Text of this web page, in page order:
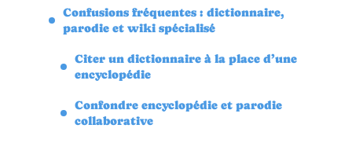
Confusions fréquentes : dictionnaire,
parodie et wiki spécialisé
Citer un dictionnaire à la place d’une
encyclopédie
Confondre encyclopédie et parodie
collaborative